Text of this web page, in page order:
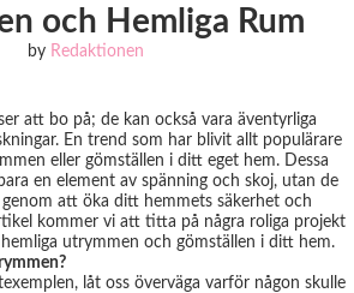
och Hemliga Rum
by Redaktionen
att bo på; de kan också vara äventyrliga
En trend som har blivit allt populärare
eller gömställen i ditt eget hem. Dessa
en element av spänning och skoj, utan de
att öka ditt hemmets säkerhet och
kommer vi att titta på några roliga projekt
utrymmen och gömställen i ditt hem.
låt oss överväga varför någon skulle